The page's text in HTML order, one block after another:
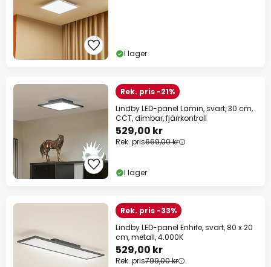
I lager
Rek. pris -21%
Lindby LED-panel Lamin, svart, 30 cm,
CCT, dimbar, fjärrkontroll
529,00 kr
Rek. pris669,00 kr
I lager
Rek. pris -33%
Lindby LED-panel Enhife, svart, 80 x 20
cm, metall, 4.000K
529,00 kr
Rek. pris799,00 kr